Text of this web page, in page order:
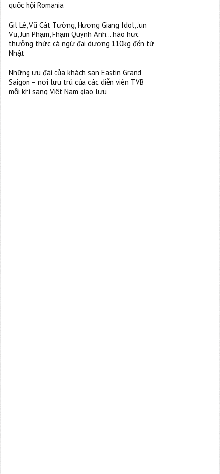
quốc hội Romania
Gil Lê, Vũ Cát Tường, Hương Giang Idol, Jun
Vũ, Jun Phạm, Phạm Quỳnh Anh… háo hức
thưởng thức cá ngừ đại dương 110kg đến từ
Nhật
Những ưu đãi của khách sạn Eastin Grand
Saigon – nơi lưu trú của các diễn viên TVB
mỗi khi sang Việt Nam giao lưu